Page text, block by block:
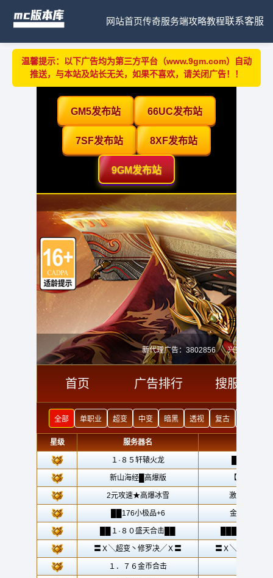
网站首页传奇服务端攻略教程联系客服
温馨提示：以下广告均为第三方平台（www.9gm.com）自动
推送，与本站及站长无关，如果不喜欢，请关闭广告！！